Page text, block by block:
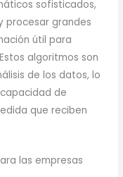
sofisticados,
procesar grandes
útil para
algoritmos son
de los datos, lo
de
que reciben
las empresas